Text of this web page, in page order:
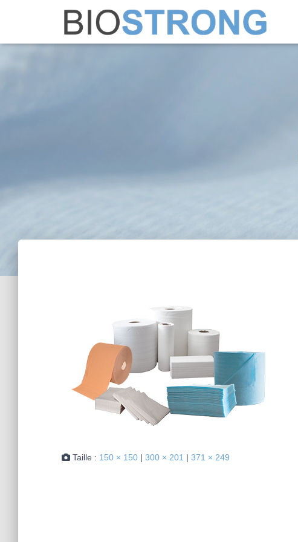
Taille : 150 × 150 | 300 × 201 | 371 × 249